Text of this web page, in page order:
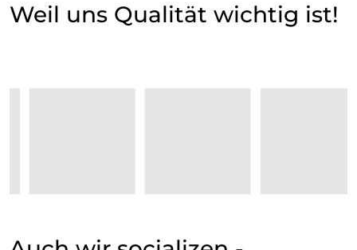
Weil uns Qualität wichtig ist!